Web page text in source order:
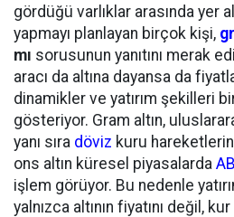
gördüğü varlıklar arasında yer
yapmayı planlayan birçok kişi,
mı sorusunun yanıtını merak
aracı da altına dayansa da
dinamikler ve yatırım şekilleri
gösteriyor. Gram altın,
yanı sıra döviz kuru
ons altın küresel piyasalarda
işlem görüyor. Bu nedenle
yalnızca altının fiyatını değil,